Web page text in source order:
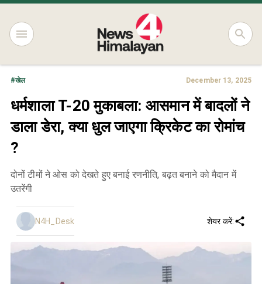
#खेल December 13, 2025
धर्मशाला T-20 मुकाबला: आसमान में बादलों ने
डाला डेरा, क्या धुल जाएगा क्रिकेट का रोमांच
?
दोनों टीमों ने ओस को देखते हुए बनाई रणनीति, बढ़त बनाने को मैदान में
उतरेंगी
N4H_Desk शेयर करें: